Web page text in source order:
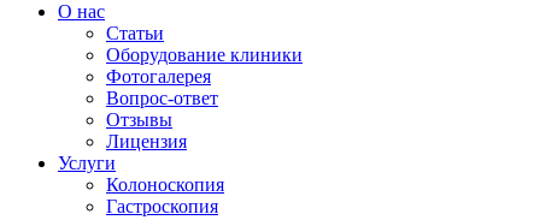
О нас
Статьи
Оборудование клиники
Фотогалерея
Вопрос-ответ
Отзывы
Лицензия
Услуги
Колоноскопия
Гастроскопия